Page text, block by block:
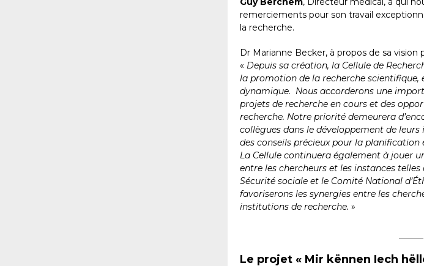
remerciements pour son travail
la recherche.
Dr Marianne Becker, à propos de sa vision
« Depuis sa création, la Cellule de
la promotion de la recherche scientifique,
dynamique. Nous accorderons une
projets de recherche en cours et des
recherche. Notre priorité demeurera
collègues dans le développement de
des conseils précieux pour la
La Cellule continuera également à jouer
entre les chercheurs et les instances
Sécurité sociale et le Comité National
favoriserons les synergies entre les
institutions de recherche. »
Le projet « Mir kënnen Iech